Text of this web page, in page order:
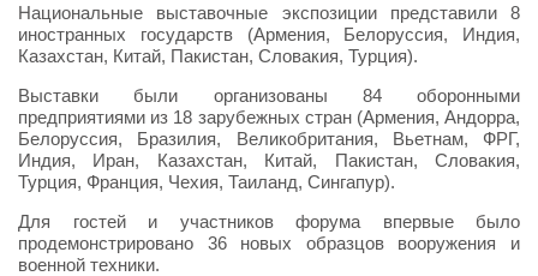
Национальные выставочные экспозиции представили 8
иностранных государств (Армения, Белоруссия, Индия,
Казахстан, Китай, Пакистан, Словакия, Турция).
Выставки были организованы 84 оборонными
предприятиями из 18 зарубежных стран (Армения, Андорра,
Белоруссия, Бразилия, Великобритания, Вьетнам, ФРГ,
Индия, Иран, Казахстан, Китай, Пакистан, Словакия,
Турция, Франция, Чехия, Таиланд, Сингапур).
Для гостей и участников форума впервые было
продемонстрировано 36 новых образцов вооружения и
военной техники.